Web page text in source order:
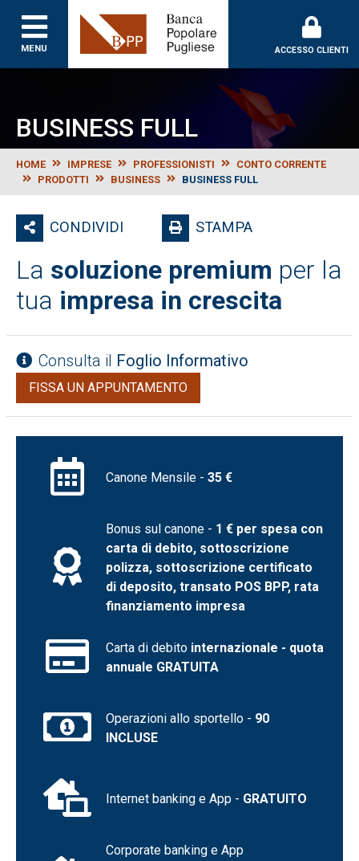
MENU
Banca Popolare
ACCESSO CLIENTI
BUSINESS FULL
HOME IMPRESE PROFESSIONISTI
CONTO CORRENTE
PRODOTTI
BUSINESS BUSINESS FULL
CONDIVIDI STAMPA
La soluzione premium per la
tua impresa in crescita
Consulta il Foglio Informativo
FISSA UN APPUNTAMENTO
Canone Mensile - 35 €
Bonus sul canone - 1 € per spesa con
carta di debito, sottoscrizione
polizza, sottoscrizione certificato
di deposito, transato POS BPP, rata
finanziamento impresa
Carta di debito internazionale - quota
annuale GRATUITA
Operazioni allo sportello - 90
INCLUSE
Internet banking e App - GRATUITO
Corporate banking e App